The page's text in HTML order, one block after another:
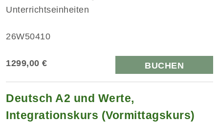
Unterrichtseinheiten
26W50410
1299,00 € BUCHEN
Deutsch A2 und Werte,
Integrationskurs (Vormittagskurs)